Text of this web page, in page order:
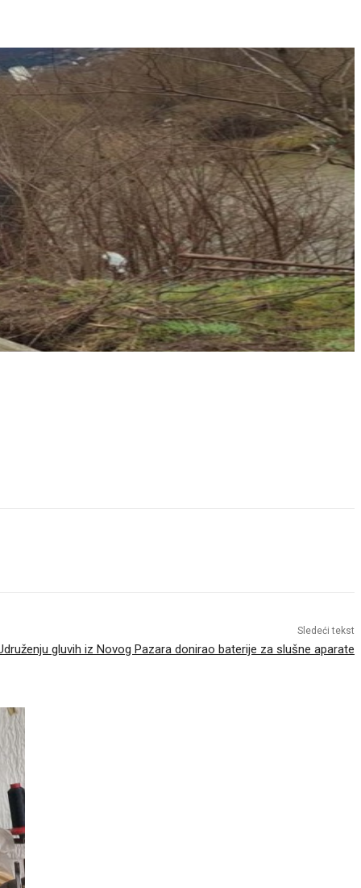
Sledeći tekst
gluvih iz Novog Pazara donirao baterije za slušne aparate